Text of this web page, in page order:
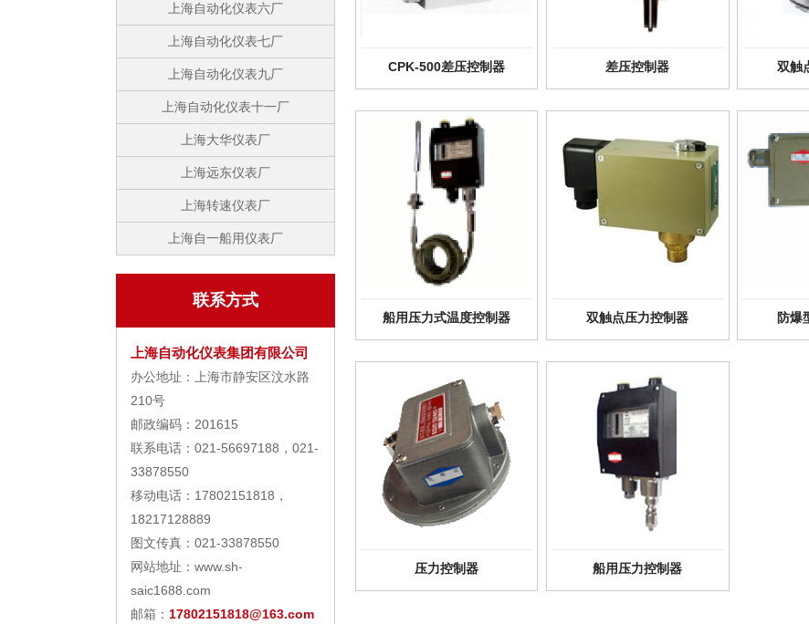
上海自动化仪表六厂
上海自动化仪表七厂
上海自动化仪表九厂
上海自动化仪表十一厂
上海大华仪表厂
上海远东仪表厂
上海转速仪表厂
上海自一船用仪表厂
联系方式
上海自动化仪表集团有限公司
办公地址：上海市静安区汶水路
210号
邮政编码：201615
联系电话：021-56697188，021-
33878550
移动电话：17802151818，
18217128889
图文传真：021-33878550
网站地址：www.sh-
saic1688.com
邮箱： 17802151818@163.com
CPK-500差压控制器 差压控制器 双触
船用压力式温度控制器 双触点压力控制器 防爆
压力控制器 船用压力控制器